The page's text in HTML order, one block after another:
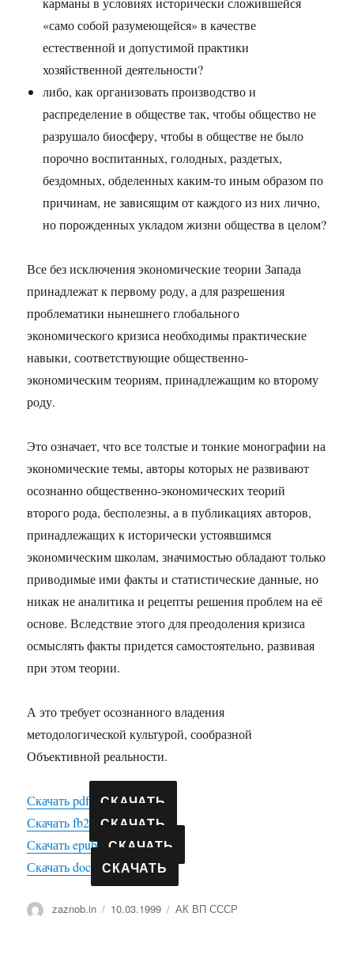
«само собой разумеющейся» в качестве
естественной и допустимой практики
хозяйственной деятельности?
либо, как организовать производство и
распределение в обществе так, чтобы общество не
разрушало биосферу, чтобы в обществе не было
порочно воспитанных, голодных, раздетых,
бездомных, обделенных каким-то иным образом по
причинам, не зависящим от каждого из них лично,
но порожденных укладом жизни общества в целом?
Все без исключения экономические теории Запада
принадлежат к первому роду, а для разрешения
проблематики нынешнего глобального
экономического кризиса необходимы практические
навыки, соответствующие общественно-
экономическим теориям, принадлежащим ко второму
роду.
Это означает, что все толстые и тонкие монографии на
экономические темы, авторы которых не развивают
осознанно общественно-экономических теорий
второго рода, бесполезны, а в публикациях авторов,
принадлежащих к исторически устоявшимся
экономическим школам, значимостью обладают только
приводимые ими факты и статистические данные, но
никак не аналитика и рецепты решения проблем на её
основе. Вследствие этого для преодоления кризиса
осмыслять факты придется самостоятельно, развивая
при этом теории.
А это требует осознанного владения
методологической культурой, сообразной
Объективной реальности.
Скачать pdf СКАЧАТЬ
Скачать fb2 СКАЧАТЬ
Скачать epub СКАЧАТЬ
Скачать doc СКАЧАТЬ
Автор
zaznob.in Опубликовано
10.03.1999 Рубрики
АК ВП СССР